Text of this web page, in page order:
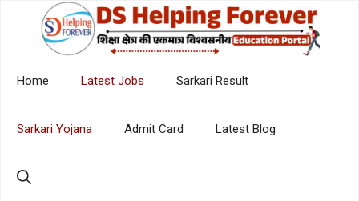
Home Latest Jobs Sarkari Result
Sarkari Yojana Admit Card Latest Blog